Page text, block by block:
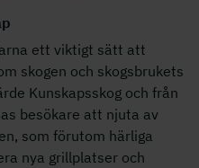
ett viktigt sätt att
skogen och skogsbrukets
Kunskapsskog och från
besökare att njuta av
som förutom härliga
nya grillplatser och